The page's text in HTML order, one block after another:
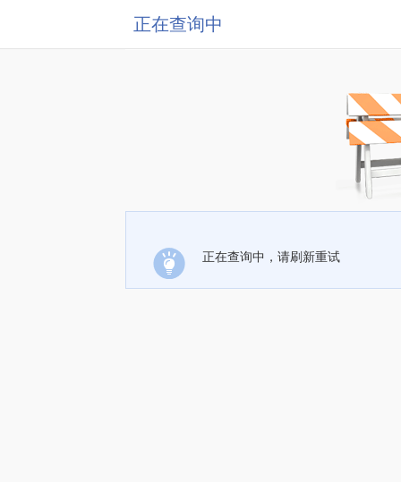
正在查询中
正在查询中，请刷新重试